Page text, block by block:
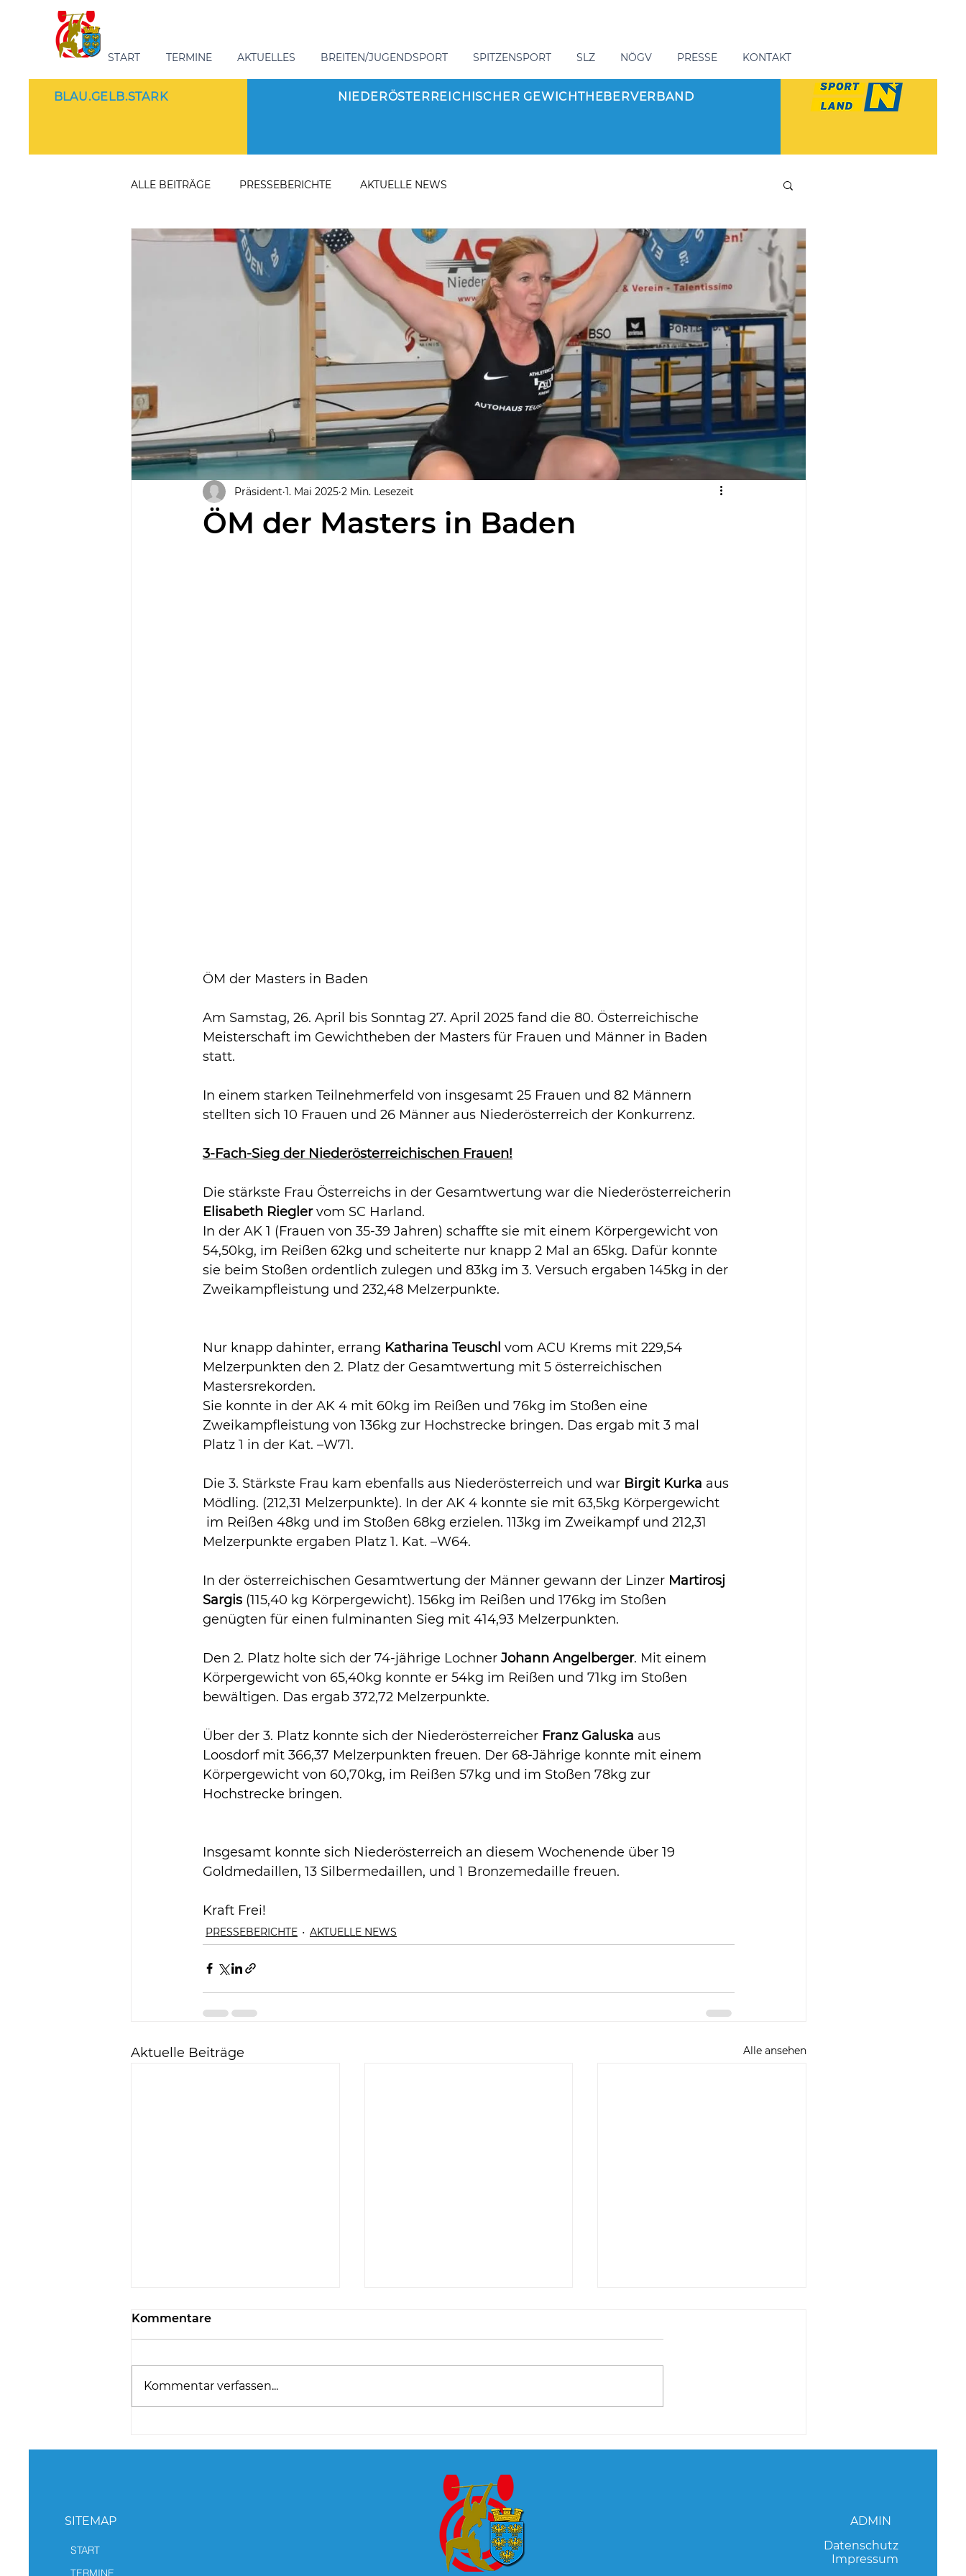
START TERMINE AKTUELLES BREITEN/JUGENDSPORT SPITZENSPORT SLZ NÖGV PRESSE KONTAKT
BLAU.GELB.STARK NIEDERÖSTERREICHISCHER GEWICHTHEBERVERBAND
ALLE BEITRÄGE PRESSEBERICHTE AKTUELLE NEWS
ÖM der Masters in Baden
Präsident 1. Mai 2025 2 Min. Lesezeit
ÖM der Masters in Baden
Am Samstag, 26. April bis Sonntag 27. April 2025 fand die 80. Österreichische
Meisterschaft im Gewichtheben der Masters für Frauen und Männer in Baden
statt.
In einem starken Teilnehmerfeld von insgesamt 25 Frauen und 82 Männern
stellten sich 10 Frauen und 26 Männer aus Niederösterreich der Konkurrenz.
3-Fach-Sieg der Niederösterreichischen Frauen!
Die stärkste Frau Österreichs in der Gesamtwertung war die Niederösterreicherin
Elisabeth Riegler vom SC Harland.
In der AK 1 (Frauen von 35-39 Jahren) schaffte sie mit einem Körpergewicht von
54,50kg, im Reißen 62kg und scheiterte nur knapp 2 Mal an 65kg. Dafür konnte
sie beim Stoßen ordentlich zulegen und 83kg im 3. Versuch ergaben 145kg in der
Zweikampfleistung und 232,48 Melzerpunkte.
Nur knapp dahinter, errang Katharina Teuschl vom ACU Krems mit 229,54
Melzerpunkten den 2. Platz der Gesamtwertung mit 5 österreichischen
Mastersrekorden.
Sie konnte in der AK 4 mit 60kg im Reißen und 76kg im Stoßen eine
Zweikampfleistung von 136kg zur Hochstrecke bringen. Das ergab mit 3 mal
Platz 1 in der Kat. –W71.
Die 3. Stärkste Frau kam ebenfalls aus Niederösterreich und war Birgit Kurka aus
Mödling. (212,31 Melzerpunkte). In der AK 4 konnte sie mit 63,5kg Körpergewicht
im Reißen 48kg und im Stoßen 68kg erzielen. 113kg im Zweikampf und 212,31
Melzerpunkte ergaben Platz 1. Kat. –W64.
In der österreichischen Gesamtwertung der Männer gewann der Linzer Martirosj
Sargis (115,40 kg Körpergewicht). 156kg im Reißen und 176kg im Stoßen
genügten für einen fulminanten Sieg mit 414,93 Melzerpunkten.
Den 2. Platz holte sich der 74-jährige Lochner Johann Angelberger. Mit einem
Körpergewicht von 65,40kg konnte er 54kg im Reißen und 71kg im Stoßen
bewältigen. Das ergab 372,72 Melzerpunkte.
Über der 3. Platz konnte sich der Niederösterreicher Franz Galuska aus
Loosdorf mit 366,37 Melzerpunkten freuen. Der 68-Jährige konnte mit einem
Körpergewicht von 60,70kg, im Reißen 57kg und im Stoßen 78kg zur
Hochstrecke bringen.
Insgesamt konnte sich Niederösterreich an diesem Wochenende über 19
Goldmedaillen, 13 Silbermedaillen, und 1 Bronzemedaille freuen.
Kraft Frei!
PRESSEBERICHTE AKTUELLE NEWS
Aktuelle Beiträge Alle ansehen
Kommentare
Kommentar verfassen...
SITEMAP
START
ADMIN
Datenschutz
Impressum